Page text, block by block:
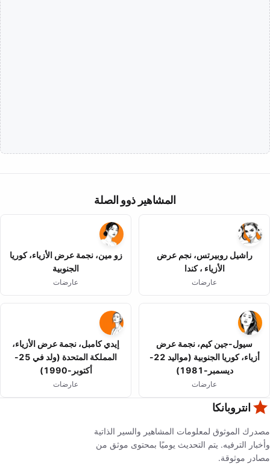
المشاهير ذوو الصلة
راشيل روبيرتس، نجم عرض
الأزياء ، كندا
عارضات
زو مين، نجمة عرض الأزياء، كوريا
الجنوبية
عارضات
سيول-جين كيم، نجمة عرض
أزياء، كوريا الجنوبية (مواليد 22-
ديسمبر-1981)
عارضات
إيدي كامبل، نجمة عرض الأزياء،
المملكة المتحدة (ولد في 25-
أكتوبر-1990)
عارضات
انتروبانكا
مصدرك الموثوق لمعلومات المشاهير والسير الذاتية
وأخبار الترفيه. يتم التحديث يوميًا بمحتوى موثق من
مصادر موثوقة.